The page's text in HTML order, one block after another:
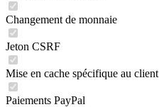
Changement de monnaie
Jeton CSRF
Mise en cache spécifique au client
Paiements PayPal